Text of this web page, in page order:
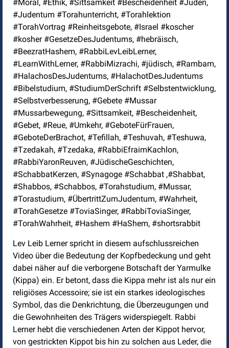
#Moral, #Ethik, #Sittsamkeit #Bescheidenheit #Juden,
#Judentum #Torahunterricht, #Torahlektion
#TorahVortrag #Reinheitsgebote, #Israel #koscher
#kosher #GesetzeDesJudentums, #hebräisch,
#BeezratHashem, #RabbiLevLeibLerner,
#LearnWithLerner, #RabbiMizrachi, #jüdisch, #Rambam,
#HalachosDesJudentums, #HalachotDesJudentums
#Bibelstudium, #StudiumDerSchrift #Selbstentwicklung,
#Selbstverbesserung, #Gebete #Mussar
#Mussarbewegung, #Sittsamkeit, #Bescheidenheit,
#Gebet, #Reue, #Umkehr, #GeboteFürFrauen,
#GeboteDerBrachot, #Tefillah, #Teshuvah, #Teshuwa,
#Tzedakah, #Tzedaka, #RabbiEfraimKachlon,
#RabbiYaronReuven, #JüdischeGeschichten,
#SchabbatKerzen, #Synagoge #Schabbat ,#Shabbat,
#Shabbos, #Schabbos, #Torahstudium, #Mussar,
#Torastudium, #ÜbertrittZumJudentum, #Wahrheit,
#TorahGesetze #ToviaSinger, #RabbiToviaSinger,
#TorahWahrheit, #Hashem #HaShem, #shortsrabbit
Lev Leib Lerner spricht in diesem aufschlussreichen
Video über die Bedeutung der Kopfbedeckung und geht
dabei näher auf die verborgene Botschaft der Yarmulke
(Kippa) ein. Er betont, dass die Kippa mehr ist als nur ein
religiöses Accessoire; sie ist ein starkes ideologisches
Symbol, das die Denkrichtung, die Überzeugungen und
die Gewohnheiten des Trägers widerspiegelt. Rabbi
Lerner hebt die verschiedenen Arten der Kippot hervor,
von gestrickten Kippot bis hin zu solchen aus Leder, die